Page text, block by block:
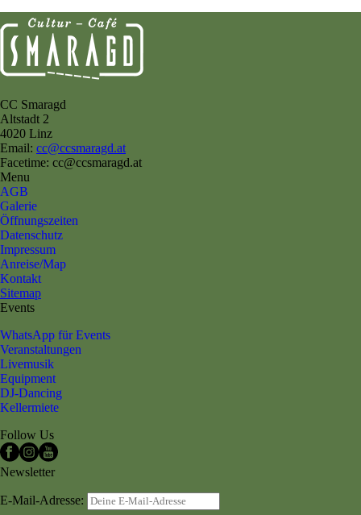
CC Smaragd
Altstadt 2
4020 Linz
Email: cc@ccsmaragd.at
Facetime: cc@ccsmaragd.at
Menu
AGB
Galerie
Öffnungszeiten
Datenschutz
Impressum
Anreise/Map
Kontakt
Sitemap
Events
WhatsApp für Events
Veranstaltungen
Livemusik
Equipment
DJ-Dancing
Kellermiete
Follow Us
Newsletter
E-Mail-Adresse: